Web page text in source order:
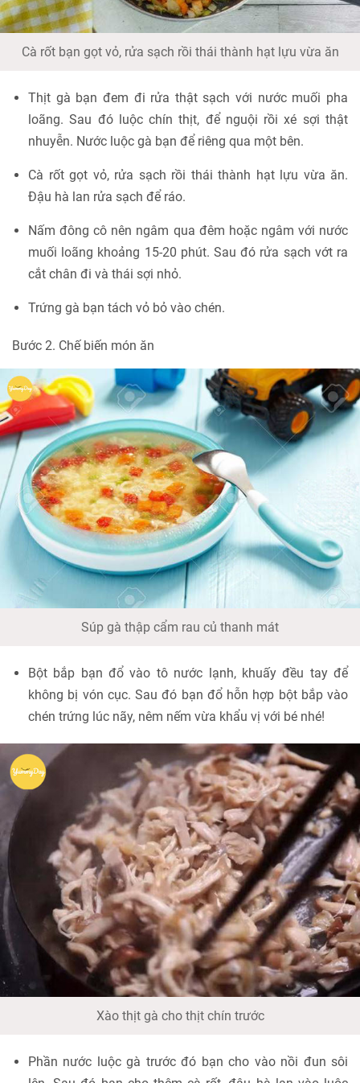
Cà rốt bạn gọt vỏ, rửa sạch rồi thái thành hạt lựu vừa ăn
Thịt gà bạn đem đi rửa thật sạch với nước muối pha
loãng. Sau đó luộc chín thịt, để nguội rồi xé sợi thật
nhuyễn. Nước luộc gà bạn để riêng qua một bên.
Cà rốt gọt vỏ, rửa sạch rồi thái thành hạt lựu vừa ăn.
Đậu hà lan rửa sạch để ráo.
Nấm đông cô nên ngâm qua đêm hoặc ngâm với nước
muối loãng khoảng 15-20 phút. Sau đó rửa sạch vớt ra
cắt chân đi và thái sợi nhỏ.
Trứng gà bạn tách vỏ bỏ vào chén.
Bước 2. Chế biến món ăn
Súp gà thập cẩm rau củ thanh mát
Bột bắp bạn đổ vào tô nước lạnh, khuấy đều tay để
không bị vón cục. Sau đó bạn đổ hỗn hợp bột bắp vào
chén trứng lúc nãy, nêm nếm vừa khẩu vị với bé nhé!
Xào thịt gà cho thịt chín trước
Phần nước luộc gà trước đó bạn cho vào nồi đun sôi